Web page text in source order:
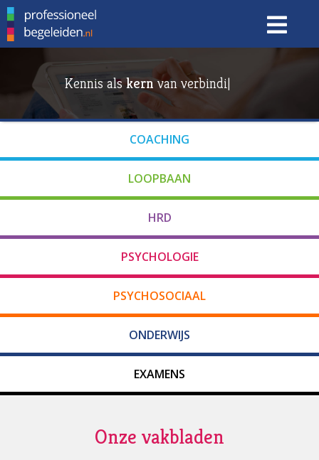
Kennis als kern van verbinding
COACHING
LOOPBAAN
HRD
PSYCHOLOGIE
PSYCHOSOCIAAL
ONDERWIJS
EXAMENS
Onze vakbladen